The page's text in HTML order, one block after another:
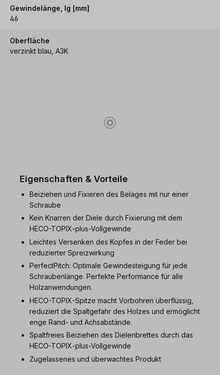
Gewindelänge, lg [mm]
46
Oberfläche
verzinkt blau, A3K
Eigenschaften & Vorteile
Beiziehen und Fixieren des Belages mit nur einer
Schraube
Kein Knarren der Diele durch Fixierung mit dem
HECO-TOPIX-plus-Vollgewinde
Leichtes Versenken des Kopfes in der Feder bei
reduzierter Spreizwirkung
PerfectPitch: Optimale Gewindesteigung für jede
Schraubenlänge. Perfekte Performance für alle
Holzanwendungen.
HECO-TOPIX-Spitze macht Vorbohren überflüssig,
reduziert die Spaltgefahr des Holzes und ermöglicht
enge Rand- und Achsabstände.
Spaltfreies Beiziehen des Dielenbrettes durch das
HECO-TOPIX-plus-Vollgewinde
Zugelassenes und überwachtes Produkt